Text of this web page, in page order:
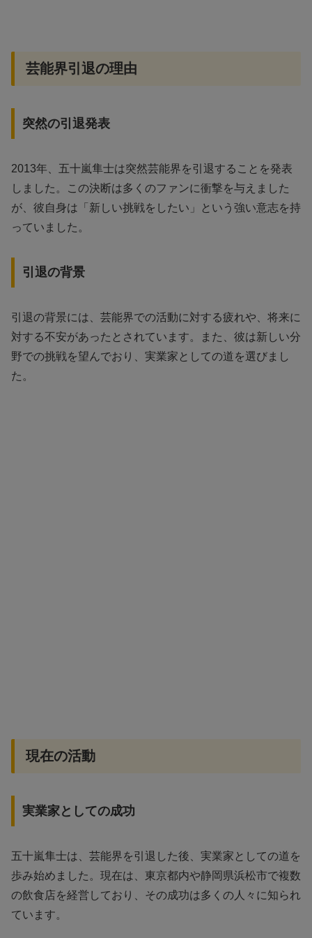
芸能界引退の理由
突然の引退発表
2013年、五十嵐隼士は突然芸能界を引退することを発表
しました。この決断は多くのファンに衝撃を与えました
が、彼自身は「新しい挑戦をしたい」という強い意志を持
っていました。
引退の背景
引退の背景には、芸能界での活動に対する疲れや、将来に
対する不安があったとされています。また、彼は新しい分
野での挑戦を望んでおり、実業家としての道を選びまし
た。
現在の活動
実業家としての成功
五十嵐隼士は、芸能界を引退した後、実業家としての道を
歩み始めました。現在は、東京都内や静岡県浜松市で複数
の飲食店を経営しており、その成功は多くの人々に知られ
ています。